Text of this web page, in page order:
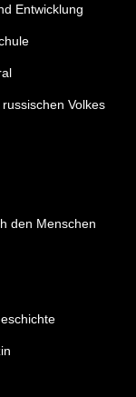
Entwicklung
Volkes
den Menschen